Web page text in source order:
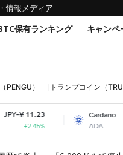
情報メディア
保有ランキング キャンペ
PENGU） トランプコイン（
Cardano
ADA
JPY-¥ 31.58
+0.57%